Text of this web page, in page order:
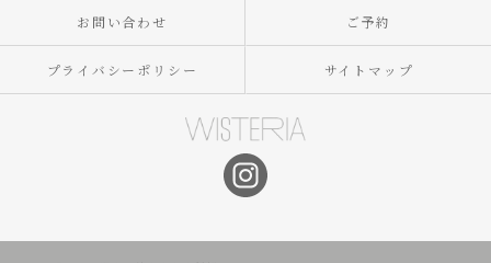
お問い合わせ ご予約
プライバシーポリシー サイトマップ